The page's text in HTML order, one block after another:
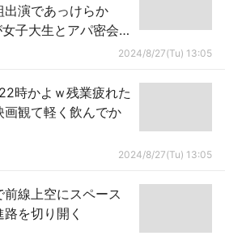
演であっけらか
子大生とアパ密会で
2024/8/27(Tu) 13:05
時かよｗ残業疲れた
画観て軽く飲んでか
2024/8/27(Tu) 13:05
線上空にスペース
を切り開く